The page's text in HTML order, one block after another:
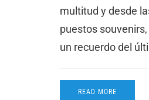
multitud y desde
puestos
un recuerdo del
READ MORE